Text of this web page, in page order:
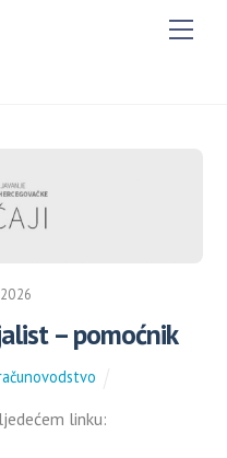
– pomoćnik
linku: